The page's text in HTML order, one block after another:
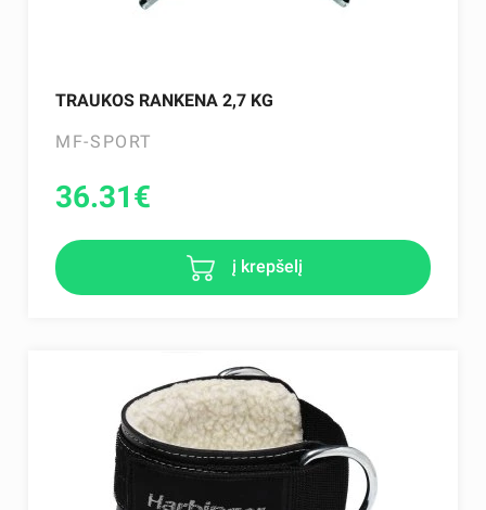
TRAUKOS RANKENA 2,7 KG
MF-SPORT
36.31€
į krepšelį